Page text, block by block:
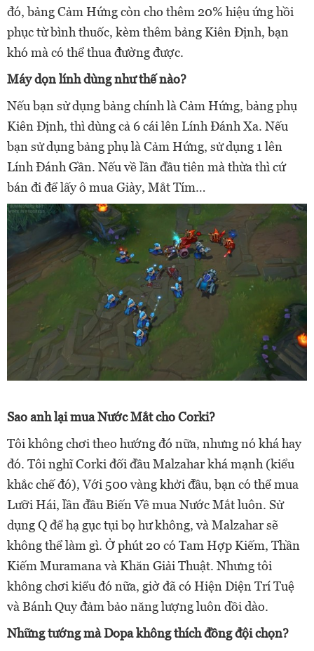
đó, bảng Cảm Hứng còn cho thêm 20% hiệu ứng hồi
phục từ bình thuốc, kèm thêm bảng Kiên Định, bạn
khó mà có thể thua đường được.
Máy dọn lính dùng như thế nào?
Nếu bạn sử dụng bảng chính là Cảm Hứng, bảng phụ
Kiên Định, thì dùng cả 6 cái lên Lính Đánh Xa. Nếu
bạn sử dụng bảng phụ là Cảm Hứng, sử dụng 1 lên
Lính Đánh Gần. Nếu về lần đầu tiên mà thừa thì cứ
bán đi để lấy ô mua Giày, Mắt Tím…
Sao anh lại mua Nước Mắt cho Corki?
Tôi không chơi theo hướng đó nữa, nhưng nó khá hay
đó. Tôi nghĩ Corki đối đầu Malzahar khá mạnh (kiểu
khắc chế đó), Với 500 vàng khởi đầu, bạn có thể mua
Lưỡi Hái, lần đầu Biến Về mua Nước Mắt luôn. Sử
dụng Q để hạ gục tụi bọ hư không, và Malzahar sẽ
không thể làm gì. Ở phút 20 có Tam Hợp Kiếm, Thần
Kiếm Muramana và Khăn Giải Thuật. Nhưng tôi
không chơi kiểu đó nữa, giờ đã có Hiện Diện Trí Tuệ
và Bánh Quy đảm bảo năng lượng luôn dồi dào.
Những tướng mà Dopa không thích đồng đội chọn?